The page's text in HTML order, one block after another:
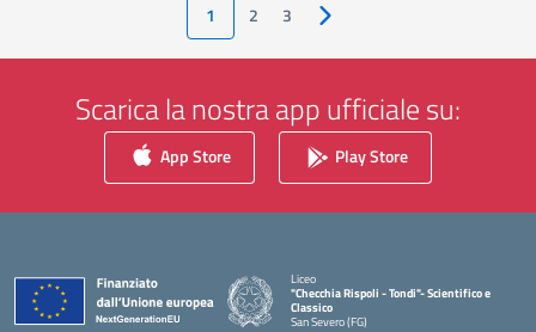
1 2 3 Pagina successiva
Scarica la nostra app ufficiale su:
App Store Play Store
Liceo
"Checchia Rispoli - Tondi"- Scientifico e
Classico
San Severo (FG)